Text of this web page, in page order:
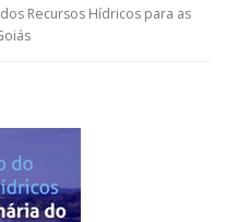
Recursos Hídricos para as